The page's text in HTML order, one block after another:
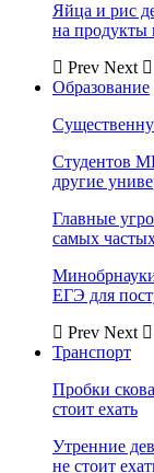
Яйца и рис
на продукты
Prev Next
Образование
Студентов
другие
Главные
самых
ЕГЭ для
Prev Next
Транспорт
Пробки
стоит ехать
Утренние
не стоит